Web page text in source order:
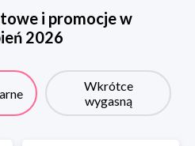
i promocje w
2026
Wkrótce
wygasną